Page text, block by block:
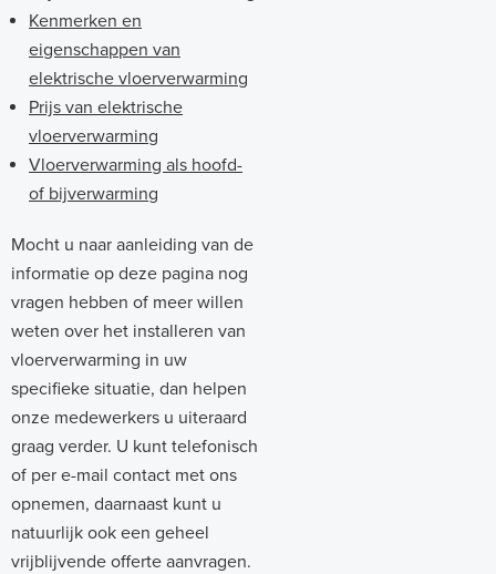
Kenmerken en
eigenschappen van
elektrische vloerverwarming
Prijs van elektrische
vloerverwarming
Vloerverwarming als hoofd-
of bijverwarming
Mocht u naar aanleiding van de
informatie op deze pagina nog
vragen hebben of meer willen
weten over het installeren van
vloerverwarming in uw
specifieke situatie, dan helpen
onze medewerkers u uiteraard
graag verder. U kunt telefonisch
of per e-mail contact met ons
opnemen, daarnaast kunt u
natuurlijk ook een geheel
vrijblijvende offerte aanvragen.